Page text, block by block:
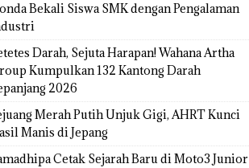
Bekali Siswa SMK dengan Pengalaman
Darah, Sejuta Harapan! Wahana Artha
Kumpulkan 132 Kantong Darah
2026
Merah Putih Unjuk Gigi, AHRT Kunci
Manis di Jepang
Cetak Sejarah Baru di Moto3 Junior